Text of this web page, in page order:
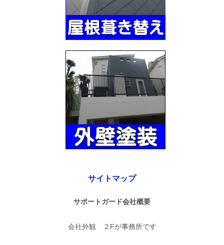
サイトマップ
サポートガード会社概要
会社外観 ２Fが事務所です